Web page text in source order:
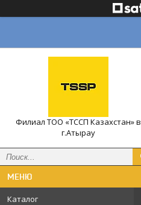
Филиал ТОО «ТССП Казахстан» в
г.Атырау
Каталог